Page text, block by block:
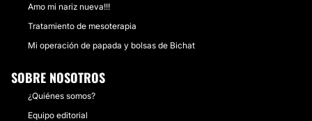
Amo mi nariz nueva!!!
Tratamiento de mesoterapia
Mi operación de papada y bolsas de Bichat
SOBRE NOSOTROS
¿Quiénes somos?
Equipo editorial